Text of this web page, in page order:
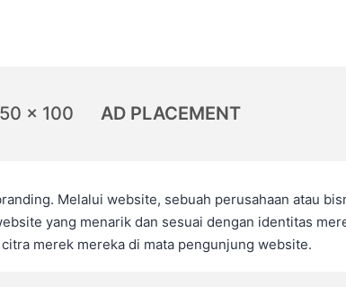
x 100 AD PLACEMENT
Melalui website, sebuah perusahaan atau
yang menarik dan sesuai dengan identitas
merek mereka di mata pengunjung website.